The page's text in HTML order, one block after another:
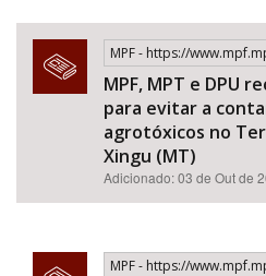
MPF - https://
MPF, MPT e DPU
para evitar a
agrotóxicos no
Xingu (MT)
Adicionado: 03 de Out de
MPF - https://